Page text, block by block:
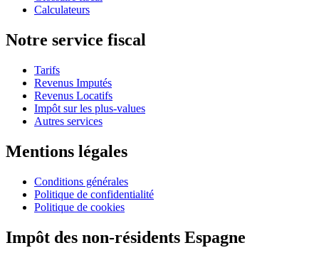
Calculateurs
Notre service fiscal
Tarifs
Revenus Imputés
Revenus Locatifs
Impôt sur les plus-values
Autres services
Mentions légales
Conditions générales
Politique de confidentialité
Politique de cookies
Impôt des non-résidents Espagne